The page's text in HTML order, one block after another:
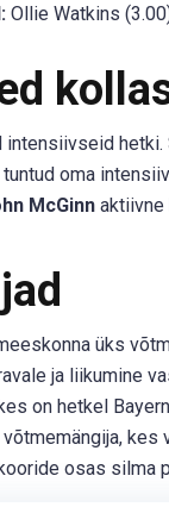
Ollie Watkins
intensiivseid
tuntud oma
McGinn
üks
ja liikumine
on hetkel
osas silma